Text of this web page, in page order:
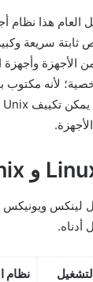
العام هذا نظام
الأجهزة
لينكس
أدناه.
نظام